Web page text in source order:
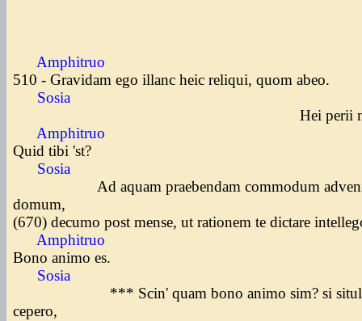
Amphitruo
510 - Gravidam ego illanc heic reliqui, quom abeo.
Sosia
Hei perii
Amphitruo
Quid tibi 'st?
Sosia
Ad aquam praebendam commodum
domum,
(670) decumo post mense, ut rationem te dictare
Amphitruo
Bono animo es.
Sosia
*** Scin' quam bono animo sim? si
cepero,